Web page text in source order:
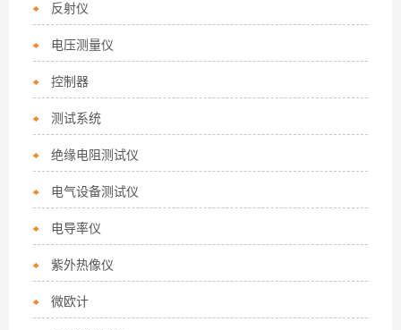
反射仪
电压测量仪
控制器
测试系统
绝缘电阻测试仪
电气设备测试仪
电导率仪
紫外热像仪
微欧计